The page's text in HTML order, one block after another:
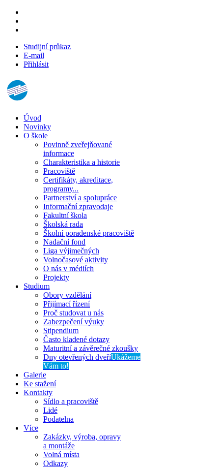
Studijní průkaz
E-mail
Přihlásit
Úvod
Novinky
O škole
Povinně zveřejňované
informace
Charakteristika a historie
Pracoviště
Certifikáty, akreditace,
programy...
Partnerství a spolupráce
Informační zpravodaje
Fakultní škola
Školská rada
Školní poradenské pracoviště
Nadační fond
Liga výjimečných
Volnočasové aktivity
O nás v médiích
Projekty
Studium
Obory vzdělání
Přijímací řízení
Proč studovat u nás
Zabezpečení výuky
Stipendium
Často kladené dotazy
Maturitní a závěrečné zkoušky
Dny otevřených dveříUkážeme
Vám to!
Galerie
Ke stažení
Kontakty
Sídlo a pracoviště
Lidé
Podatelna
Více
Zakázky, výroba, opravy
a montáže
Volná místa
Odkazy